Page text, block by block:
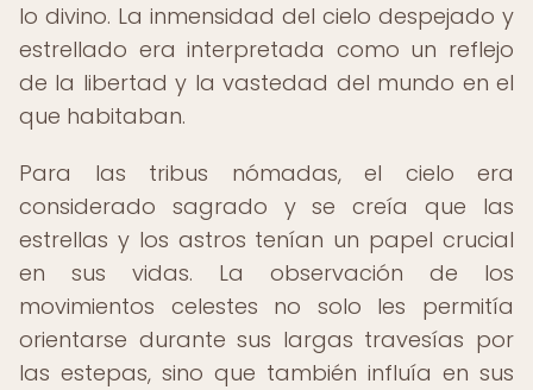
lo divino. La inmensidad del cielo despejado y
estrellado era interpretada como un reflejo
de la libertad y la vastedad del mundo en el
que habitaban.
Para las tribus nómadas, el cielo era
considerado sagrado y se creía que las
estrellas y los astros tenían un papel crucial
en sus vidas. La observación de los
movimientos celestes no solo les permitía
orientarse durante sus largas travesías por
las estepas, sino que también influía en sus